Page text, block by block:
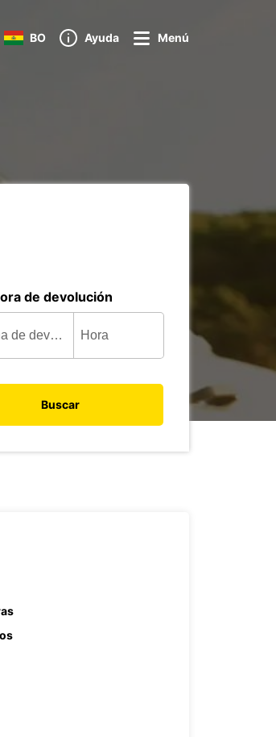
BO Ayuda Menú
de devolución
Buscar